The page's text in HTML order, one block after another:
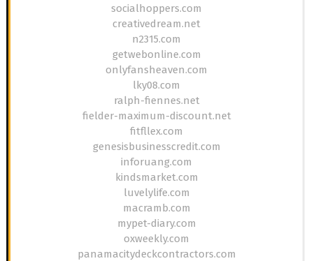
socialhoppers.com
creativedream.net
n2315.com
getwebonline.com
onlyfansheaven.com
lky08.com
ralph-fiennes.net
fielder-maximum-discount.net
fitfllex.com
genesisbusinesscredit.com
inforuang.com
kindsmarket.com
luvelylife.com
macramb.com
mypet-diary.com
oxweekly.com
panamacitydeckcontractors.com